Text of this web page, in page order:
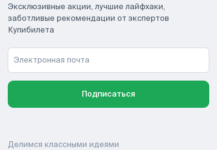
Эксклюзивные акции, лучшие лайфхаки,
заботливые рекомендации от экспертов
Купибилета
Электронная почта
Подписаться
Делимся классными идеями